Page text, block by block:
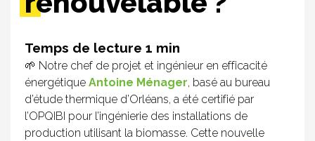
🌱 Notre chef de projet et ingénieur en efficacité
énergétique Antoine Ménager, basé au bureau
d’étude thermique d’Orléans, a été certifié par
l’OPQIBI pour l’ingénierie des installations de
production utilisant la biomasse. Cette nouvelle